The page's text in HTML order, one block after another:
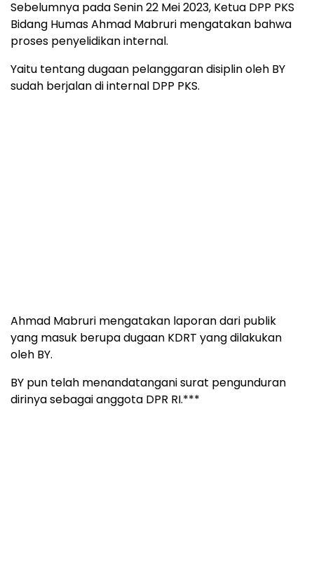
Sebelumnya pada Senin 22 Mei 2023, Ketua DPP PKS
Bidang Humas Ahmad Mabruri mengatakan bahwa
proses penyelidikan internal.
Yaitu tentang dugaan pelanggaran disiplin oleh BY
sudah berjalan di internal DPP PKS.
Ahmad Mabruri mengatakan laporan dari publik
yang masuk berupa dugaan KDRT yang dilakukan
oleh BY.
BY pun telah menandatangani surat pengunduran
dirinya sebagai anggota DPR RI.***